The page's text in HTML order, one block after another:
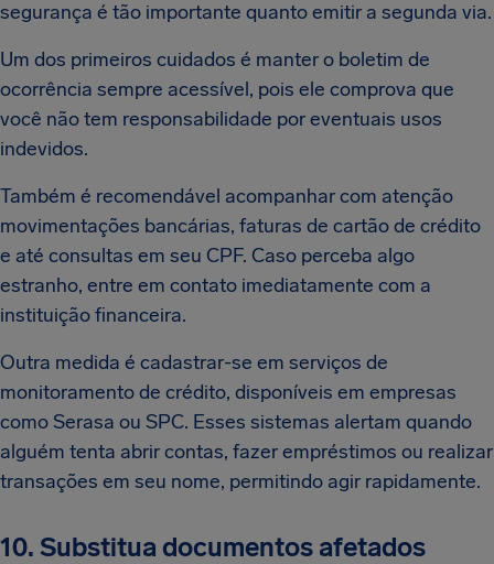
segurança é tão importante quanto emitir a segunda via.
Um dos primeiros cuidados é manter o boletim de
ocorrência sempre acessível, pois ele comprova que
você não tem responsabilidade por eventuais usos
indevidos.
Também é recomendável acompanhar com atenção
movimentações bancárias, faturas de cartão de crédito
e até consultas em seu CPF. Caso perceba algo
estranho, entre em contato imediatamente com a
instituição financeira.
Outra medida é cadastrar-se em serviços de
monitoramento de crédito, disponíveis em empresas
como Serasa ou SPC. Esses sistemas alertam quando
alguém tenta abrir contas, fazer empréstimos ou realizar
transações em seu nome, permitindo agir rapidamente.
10. Substitua documentos afetados